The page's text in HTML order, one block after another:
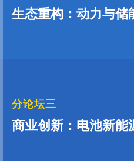
生态重构：动力与储
分论坛三
商业创新：电池新能